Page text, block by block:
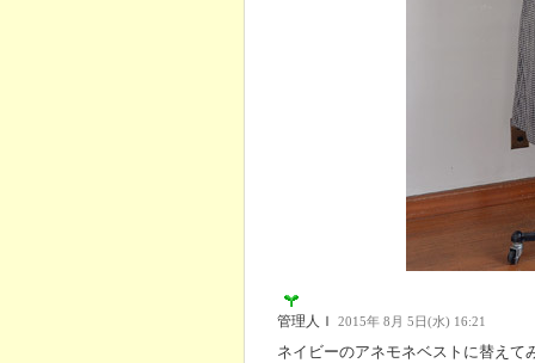
管理人Ｉ 2015年 8月 5日(水) 16:21
ネイビーのアネモネベストに替えて